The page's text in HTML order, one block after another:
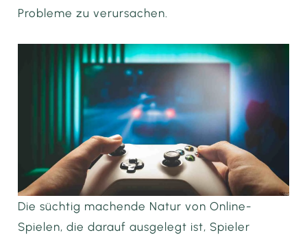
Probleme zu verursachen.
Die süchtig machende Natur von Online-
Spielen, die darauf ausgelegt ist, Spieler